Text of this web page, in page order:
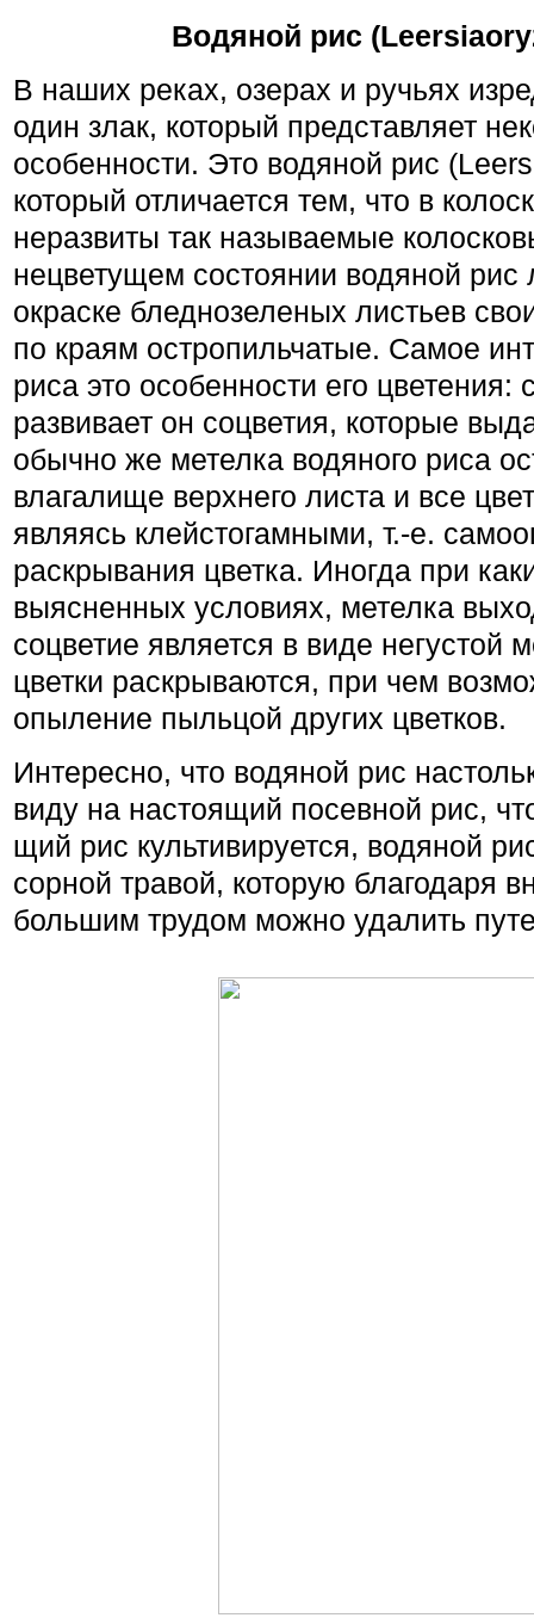
Водяной рис
В наших реках, озерах и ручьях
один злак, который представляет
особенности. Это водяной рис
который отличается тем, что в
неразвиты так называемые
нецветущем состоянии водяной рис
окраске бледнозеленых листьев
по краям остропильчатые. Самое
риса это особенности его цвете­ния:
развивает он соцветия, кото­рые
обычно же метелка водяного риса
влагалище верхнего листа и все
являясь клейстогамными, т.-е.
раскры­вания цветка. Иногда при
выясненных усло­виях, метелка
соцветие является в виде негу­стой
цветки раскрыва­ются, при чем
опыление пыльцой других цветков.
Интересно, что водя­ной рис
виду на настоящий посевной рис,
щий рис культивируется, водяной
сорной травой, которую благодаря
большим трудом можно удалить